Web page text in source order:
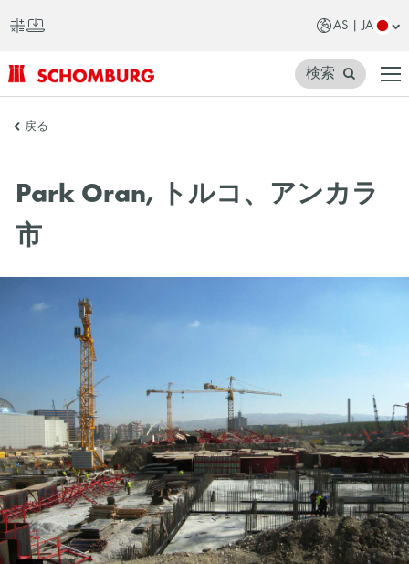
AS | JA
SCHOMBURG
ジ
ア
検索
戻る
Park Oran, トルコ、アンカラ
市